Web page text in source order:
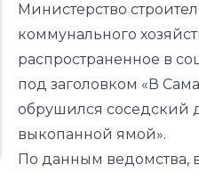
Министерство
коммунального
распространенное в
под заголовком «В
обрушился соседский
выкопанной ямой».
По данным ведомства,